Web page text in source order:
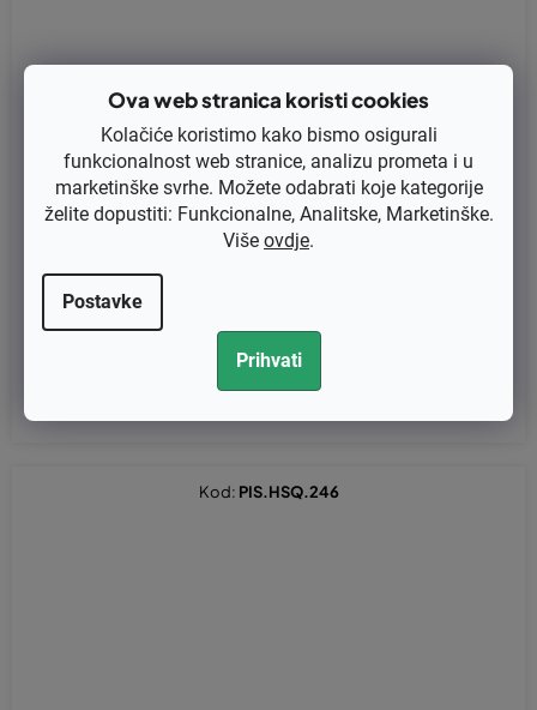
Ova web stranica koristi cookies
Kolačiće koristimo kako bismo osigurali
funkcionalnost web stranice, analizu prometa i u
marketinške svrhe. Možete odabrati koje kategorije
želite dopustiti: Funkcionalne, Analitske, Marketinške.
Više ovdje.
Postavke
Prihvati
Opruga kočnice plosnata Husqvarna 36, 51, 242, 246, 254, 257,
262XP, 266, 268, 272, Jonsered 670 zamjenjuje original 5018747
Kod: PIS.HSQ.246